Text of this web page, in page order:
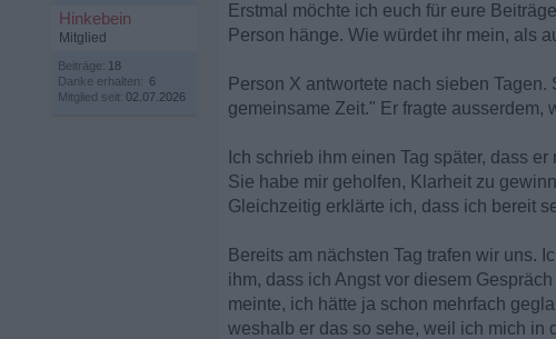
Hinkebein
Mitglied
Beiträge: 18
Danke erhalten: 6
Mitglied seit: 02.07.2026
Erstmal möchte ich euch für eure
Person hänge. Wie würdet ihr mein, als
Person X antwortete nach sieben
gemeinsame Zeit." Er fragte ausserdem,
Ich schrieb ihm einen Tag später, dass
Sie habe mir geholfen, Klarheit zu
Gleichzeitig erklärte ich, dass ich bereit
Bereits am nächsten Tag trafen wir uns.
ihm, dass ich Angst vor diesem
meinte, ich hätte ja schon mehrfach
weshalb er das so sehe, weil ich mich in